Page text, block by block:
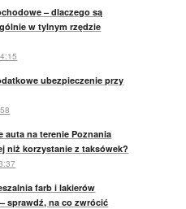
– dlaczego są
w tylnym rzędzie
ubezpieczenie przy
auta na terenie Poznania
niż korzystanie z taksówek?
farb i lakierów
sprawdź, na co zwrócić